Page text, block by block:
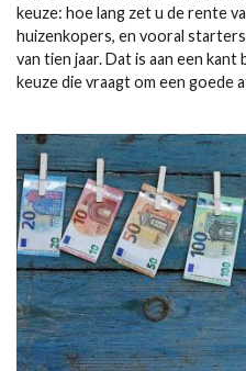
keuze: hoe lang zet u de rente
huizenkopers, en vooral
van tien jaar. Dat is aan een
keuze die vraagt om een goede